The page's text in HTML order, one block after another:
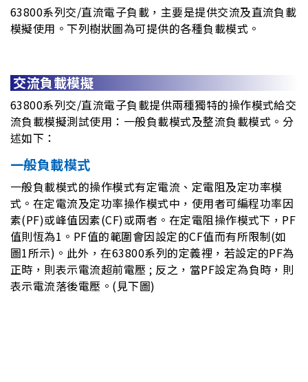
63800系列交/直流電子負載，主要是提供交流及直流負載
模擬使用。下列樹狀圖為可提供的各種負載模式。
交流負載模擬
63800系列交/直流電子負載提供兩種獨特的操作模式給交
流負載模擬測試使用：一般負載模式及整流負載模式。分
述如下：
一般負載模式
一般負載模式的操作模式有定電流、定電阻及定功率模
式。在定電流及定功率操作模式中，使用者可編程功率因
素(PF)或峰值因素(CF)或兩者。在定電阻操作模式下，PF
值則恆為1。PF值的範圍會因設定的CF值而有所限制(如
圖1所示)。此外，在63800系列的定義裡，若設定的PF為
正時，則表示電流超前電壓 ; 反之，當PF設定為負時，則
表示電流落後電壓。(見下圖)